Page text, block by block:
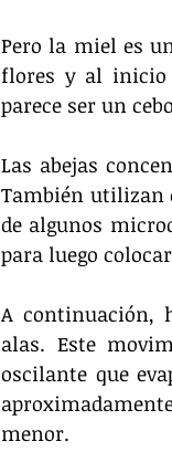
Pero la miel es
flores y al inicio
parece ser un
Las abejas
También utilizan
de algunos
para luego
A continuación,
alas. Este
oscilante que
menor.